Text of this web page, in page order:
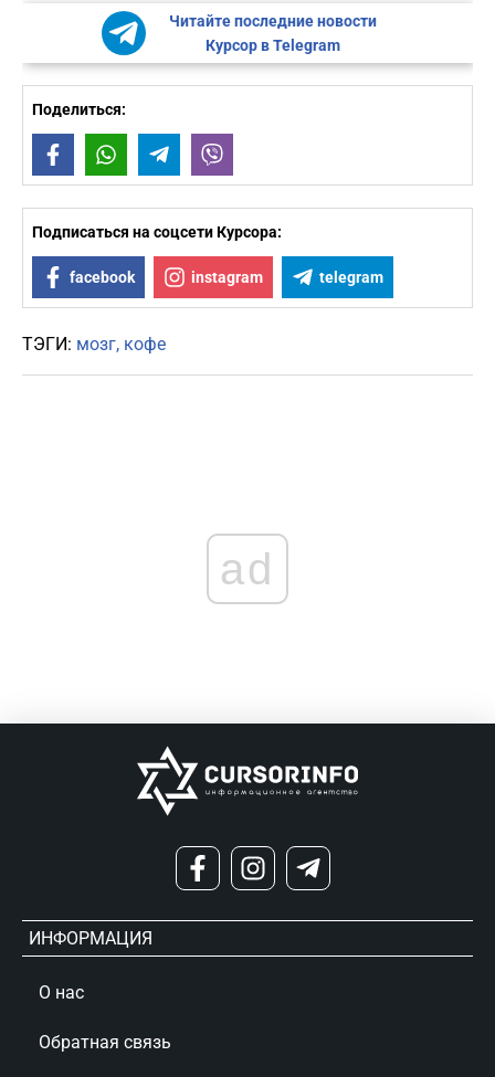
Читайте последние новости
Курсор в Telegram
Поделиться:
FacebookWhatsAppTelegram
Подписаться на соцсети Курсора:
facebook instagram telegram
ТЭГИ: мозг кофе
ad
ИНФОРМАЦИЯ
О нас
Обратная связь